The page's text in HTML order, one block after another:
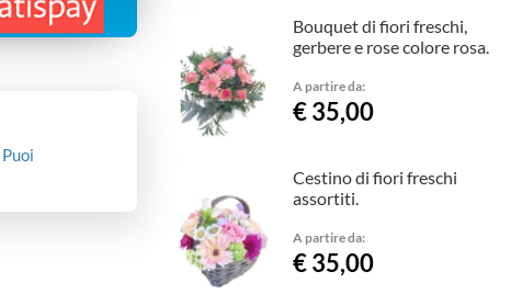
Puoi
Bouquet di fiori freschi,
gerbere e rose colore rosa.
A partire da:
€ 35,00
Cestino di fiori freschi
assortiti.
A partire da:
€ 35,00